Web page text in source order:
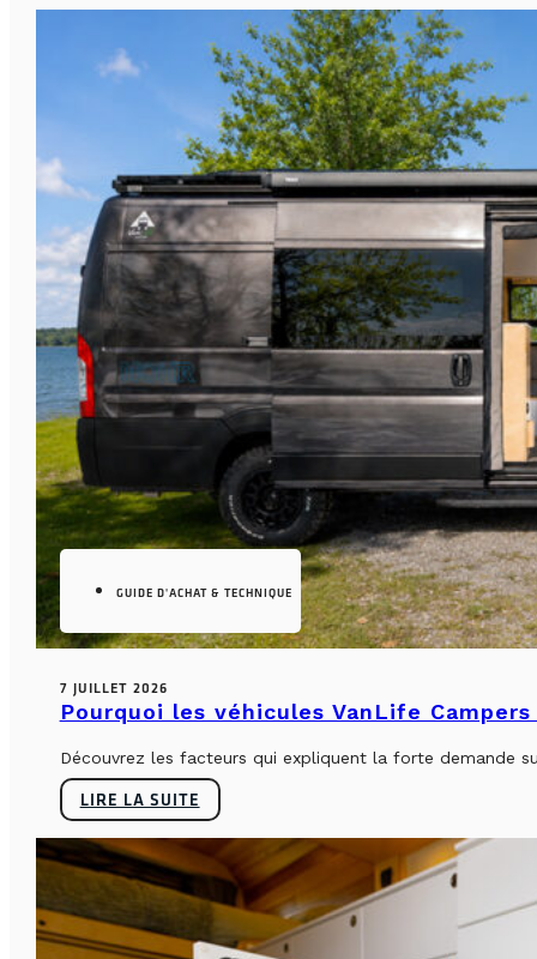
GUIDE D'ACHAT & TECHNIQUE
7 JUILLET 2026
Pourquoi les véhicules VanLife
Découvrez les facteurs qui expliquent la forte demande
LIRE LA SUITE